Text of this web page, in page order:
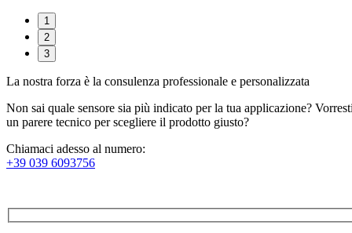
1
2
3
La nostra forza è la consulenza professionale e personalizzata
Non sai quale sensore sia più indicato per la tua applicazione?
un parere tecnico per scegliere il prodotto giusto?
Chiamaci adesso al numero:
+39 039 6093756